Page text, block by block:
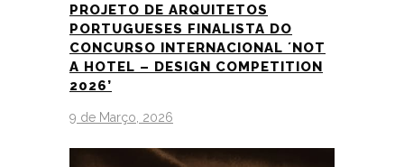
PROJETO DE ARQUITETOS
PORTUGUESES FINALISTA DO
CONCURSO INTERNACIONAL ´NOT
A HOTEL – DESIGN COMPETITION
2026’
9 de Março, 2026